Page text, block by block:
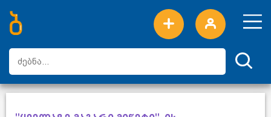
ახალი სიტყვები
ტოპ სიტყვები
დღის ტოპ სიტყვები
ტოპ მომხმარებლები